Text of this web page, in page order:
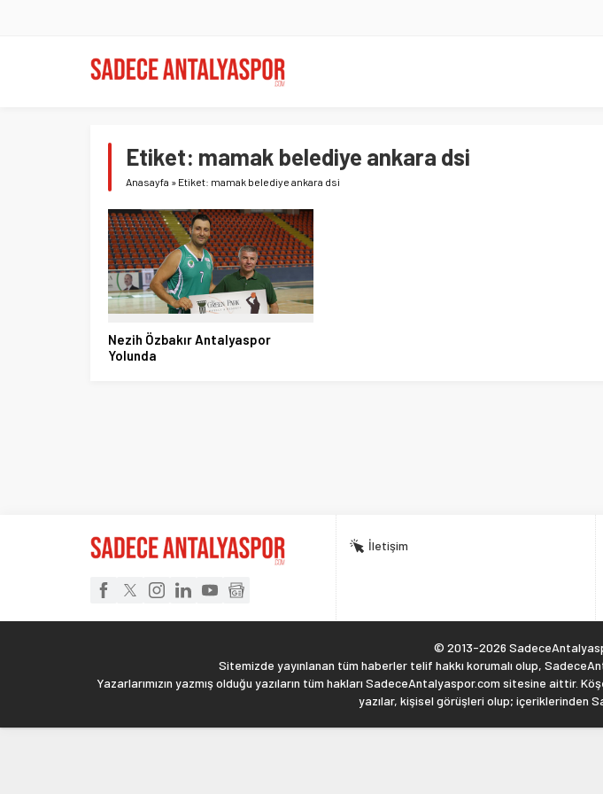
Etiket: mamak belediye ankara dsi
Anasayfa » Etiket: mamak belediye ankara dsi
Nezih Özbakır Antalyaspor
Yolunda
İletişim
© 2013-2026
Sitemizde yayınlanan tüm haberler telif hakkı korumalı olup,
Yazarlarımızın yazmış olduğu yazıların tüm hakları SadeceAntalyaspor.com sitesine aittir.
yazılar, kişisel görüşleri olup; içeriklerinden